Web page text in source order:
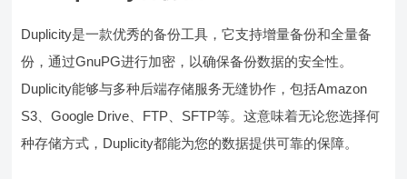
Duplicity是一款优秀的备份工具，它支持增量备份和全量备
份，通过GnuPG进行加密，以确保备份数据的安全性。
Duplicity能够与多种后端存储服务无缝协作，包括Amazon
S3、Google Drive、FTP、SFTP等。这意味着无论您选择何
种存储方式，Duplicity都能为您的数据提供可靠的保障。